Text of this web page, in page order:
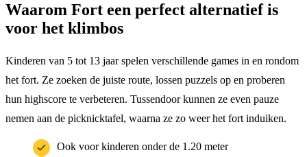
Waarom Fort een perfect alternatief is
voor het klimbos
Kinderen van 5 tot 13 jaar spelen verschillende games in en rondom
het fort. Ze zoeken de juiste route, lossen puzzels op en proberen
hun highscore te verbeteren. Tussendoor kunnen ze even pauze
nemen aan de picknicktafel, waarna ze zo weer het fort induiken.
Ook voor kinderen onder de 1.20 meter